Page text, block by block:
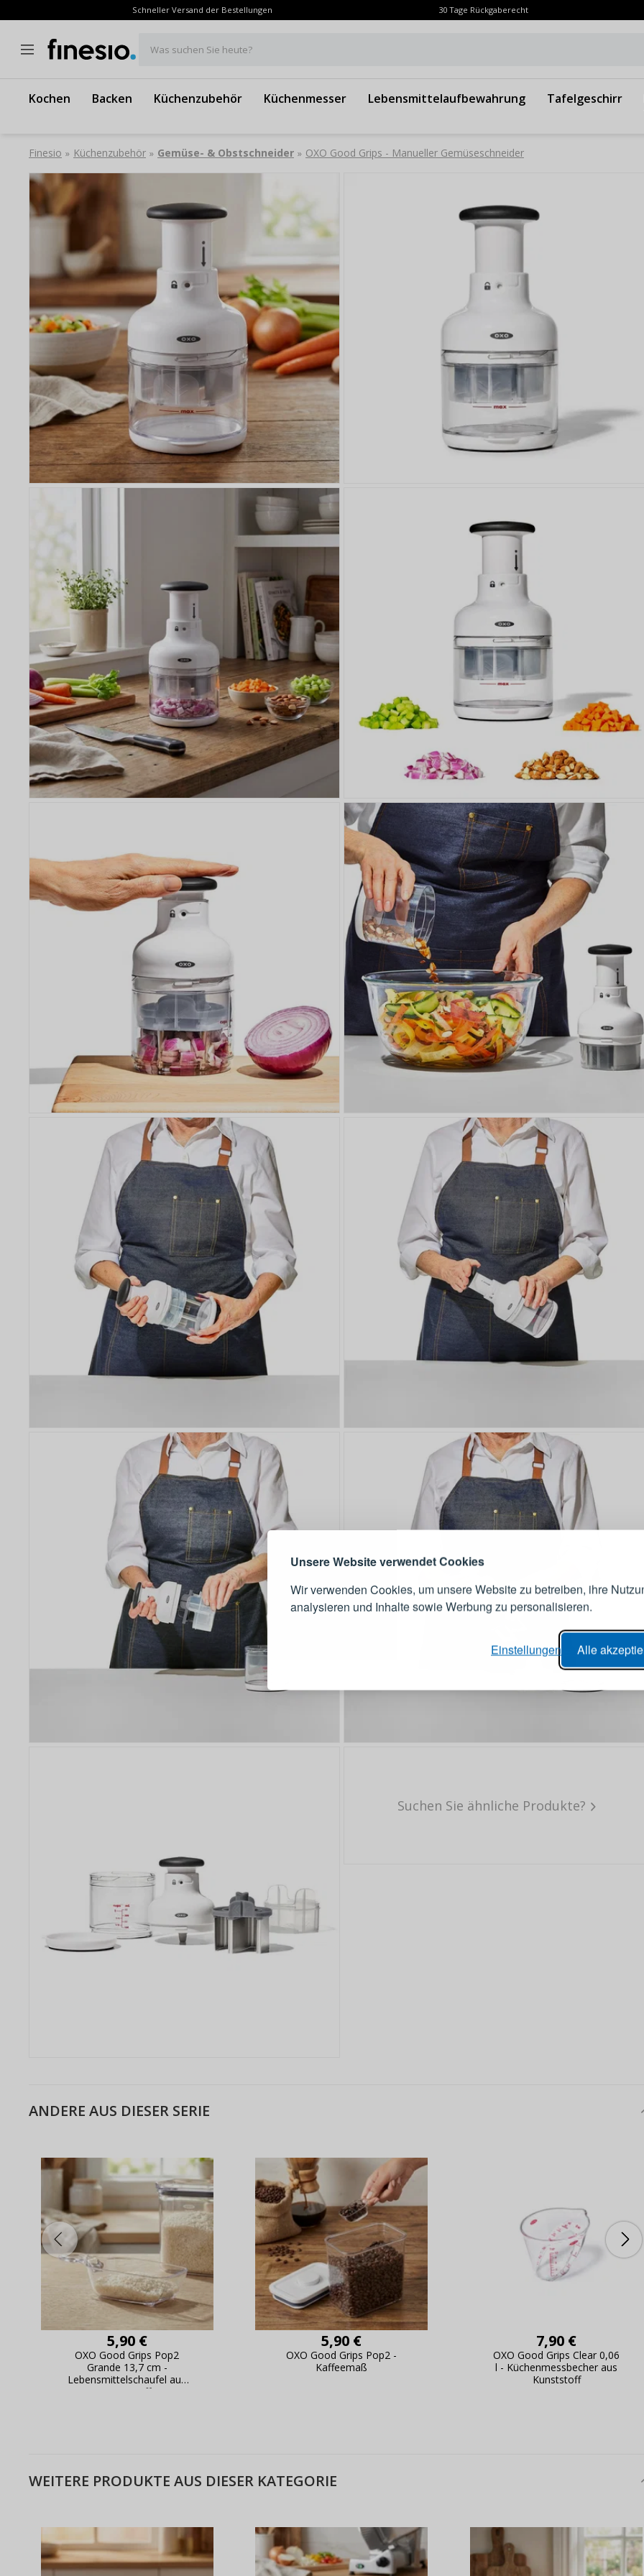
Unsere Website verwendet Cookies
Wir verwenden Cookies, um unsere Website zu betreiben, ihre
analysieren und Inhalte sowie Werbung zu personalisieren.
Alle
Einstellungen
Schneller Versand der Bestellungen 30 Tage Rückgaberecht
Was suchen Sie heute?
Kochen Backen Küchenzubehör Küchenmesser Lebensmittelaufbewahrung Tafelgeschirr
Finesio » Küchenzubehör » Gemüse- & Obstschneider » OXO Good Grips - Manueller Gemüseschneider
Suchen Sie ähnliche Produkte?
ANDERE AUS DIESER SERIE
5,90 €
OXO Good Grips Pop2
Grande 13,7 cm -
Lebensmittelschaufel aus
Kunststoff
5,90 €
OXO Good Grips Pop2 -
Kaffeemaß
7,90 €
OXO Good Grips Clear 0,06
l - Küchenmessbecher aus
Kunststoff
WEITERE PRODUKTE AUS DIESER KATEGORIE
Warum es sich lohnt, ein Konto zu
Live-Überblick über Änderungen an der
ANMELDEN
E-Mail-Adresse